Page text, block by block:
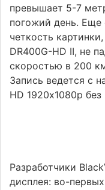
превышает 5-7
погожий день. Еще
четкость
DR400G-HD II, не
скоростью в 200
Запись ведется с
HD 1920х1080p
Разработчики
дисплея: во-